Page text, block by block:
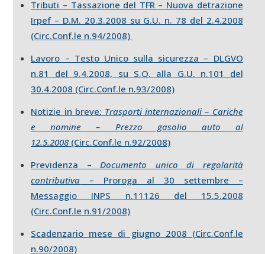
Tributi – Tassazione del TFR – Nuova detrazione
Irpef – D.M. 20.3.2008 su G.U. n. 78 del 2.4.2008
(Circ.Conf.le n.94/2008)
Lavoro – Testo Unico sulla sicurezza – DLGVO
n.81 del 9.4.2008, su S.O. alla G.U. n.101 del
30.4.2008 (Circ.Conf.le n.93/2008)
Notizie in breve: Trasporti internazionali – Cariche
e nomine – Prezzo gasolio auto al
12.5.2008 (Circ.Conf.le n.92/2008)
Previdenza – Documento unico di regolarità
contributiva – Proroga al 30 settembre –
Messaggio INPS n.11126 del 15.5.2008
(Circ.Conf.le n.91/2008)
Scadenzario mese di giugno 2008 (Circ.Conf.le
n.90/2008)